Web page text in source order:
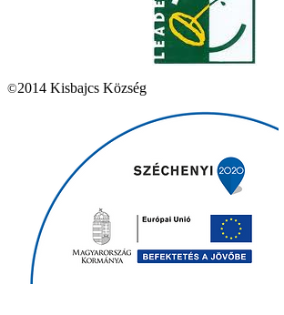
©2014 Kisbajcs Község